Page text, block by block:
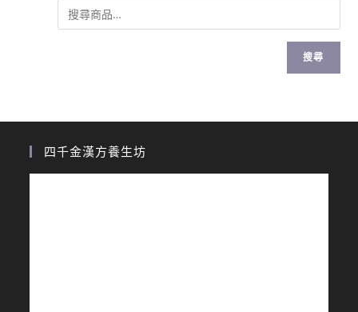
搜尋
四千金漢方養生坊